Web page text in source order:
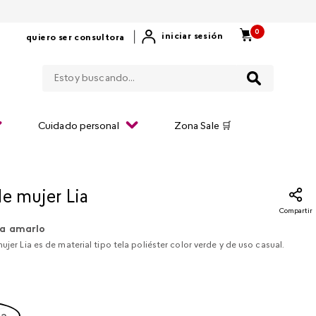
quiero ser consultora iniciar sesión
0
Cuidado personal Zona Sale 🛒
mujer Lia
Compartir
amarlo
Lia es de material tipo tela poliéster color verde y de uso casual.